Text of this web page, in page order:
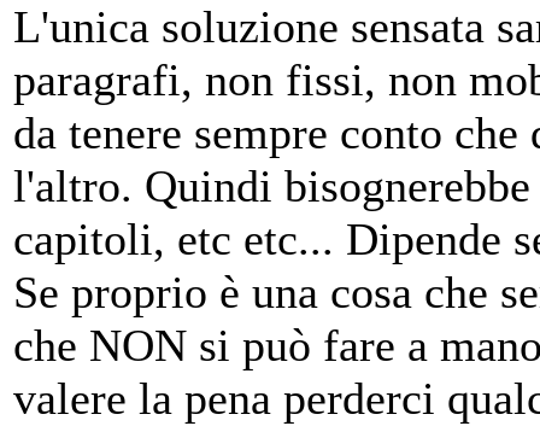
L'unica soluzione sensata
paragrafi, non fissi, non
da tenere sempre conto
l'altro. Quindi
capitoli, etc etc... Dipende
Se proprio è una cosa che
che NON si può fare a
valere la pena perderci